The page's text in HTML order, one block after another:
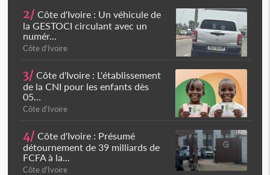
2/ Côte d'Ivoire : Un véhicule de
la GESTOCI circulant avec un
numér...
Côte d'Ivoire
3/ Côte d'Ivoire : L'établissement
de la CNI pour les enfants dès
05...
Côte d'Ivoire
4/ Côte d'Ivoire : Présumé
détournement de 39 milliards de
FCFA à la...
Côte d'Ivoire